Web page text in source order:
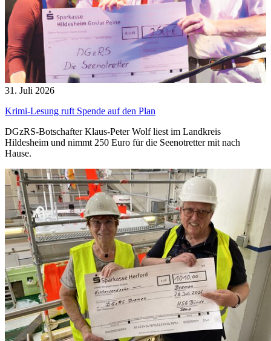
31. Juli 2026
Krimi-Lesung ruft Spende auf den Plan
DGzRS-Botschafter Klaus-Peter Wolf liest im Landkreis
Hildesheim und nimmt 250 Euro für die Seenotretter mit nach
Hause.